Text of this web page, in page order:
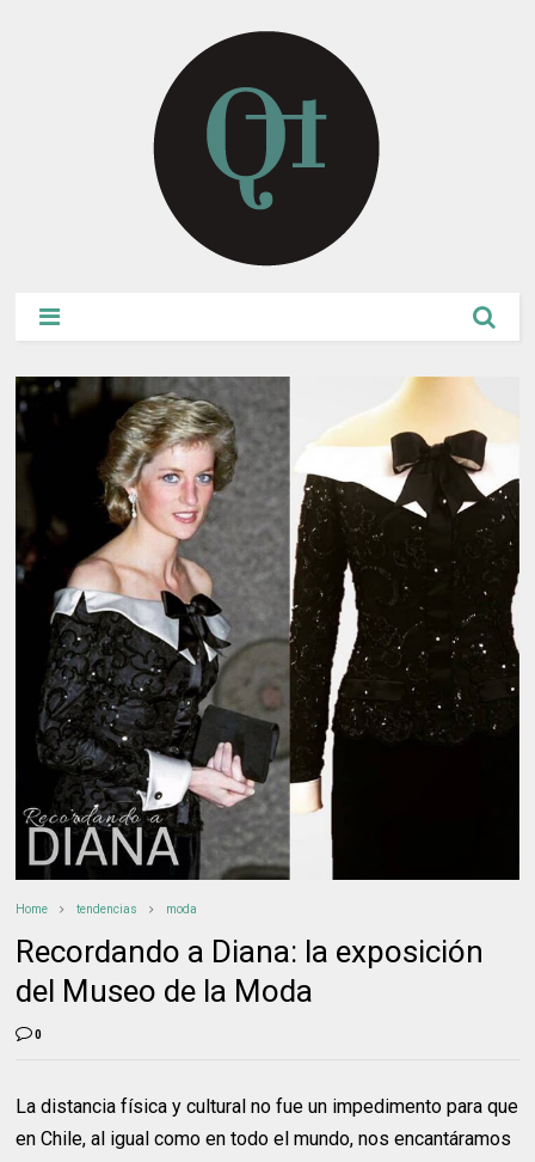
Home tendencias moda
Recordando a Diana: la exposición
del Museo de la Moda
0
La distancia física y cultural no fue un impedimento para que
en Chile, al igual como en todo el mundo, nos encantáramos